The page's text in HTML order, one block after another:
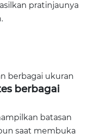
pratinjaunya
berbagai
batasan
saat membuka